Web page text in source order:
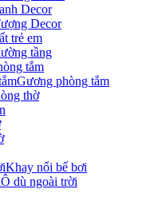
Decor
Decor
trẻ em
tầng
tắm
Gương phòng tắm
thờ
Khay nổi bể bơi
Ô dù ngoài trời